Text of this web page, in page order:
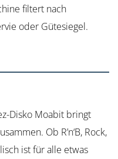
filtert nach
oder Gütesiegel.
Disko Moabit bringt
Ob R’n‘B, Rock,
ist für alle etwas